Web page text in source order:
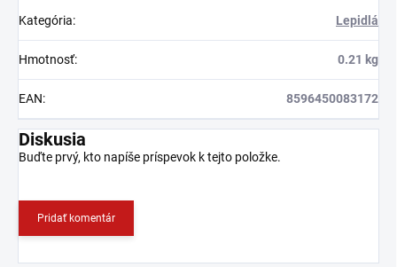
Kategória: Lepidlá
Hmotnosť: 0.21 kg
EAN: 8596450083172
Diskusia
Buďte prvý, kto napíše príspevok k tejto položke.
Pridať komentár